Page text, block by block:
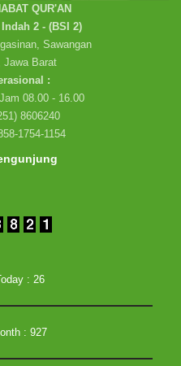
QUR'AN
2 - (BSI 2)
Sawangan
Jawa Barat
:
08.00 - 16.00
8606240
1754-1154
: 26
: 927